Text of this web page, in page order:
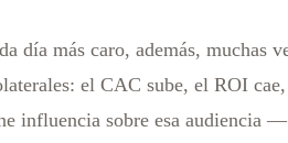
día más caro, además, muchas
el CAC sube, el ROI
influencia sobre esa audiencia